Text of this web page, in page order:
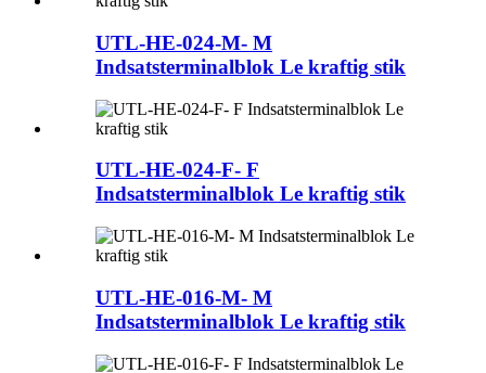
UTL-HE-024-M- M
Indsatsterminalblok Le kraftig stik
UTL-HE-024-F- F
Indsatsterminalblok Le kraftig stik
UTL-HE-016-M- M
Indsatsterminalblok Le kraftig stik